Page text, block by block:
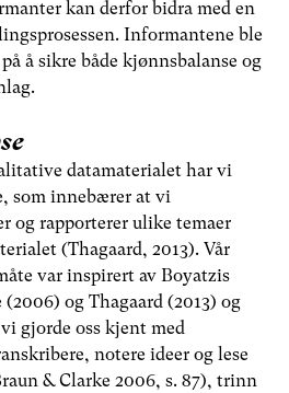
kan derfor bidra med en
Informantene ble
å sikre både kjønnsbalanse og
datamaterialet har vi
som innebærer at vi
og rapporterer ulike temaer
(Thagaard, 2013). Vår
var inspirert av Boyatzis
og Thagaard (2013) og
gjorde oss kjent med
notere ideer og lese
& Clarke 2006, s. 87), trinn